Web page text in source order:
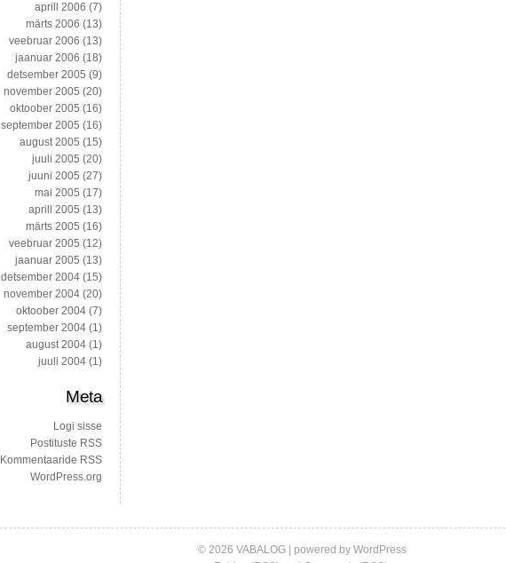
aprill 2006 (7)
märts 2006 (13)
veebruar 2006 (13)
jaanuar 2006 (18)
detsember 2005 (9)
november 2005 (20)
oktoober 2005 (16)
september 2005 (16)
august 2005 (15)
juuli 2005 (20)
juuni 2005 (27)
mai 2005 (17)
aprill 2005 (13)
märts 2005 (16)
veebruar 2005 (12)
jaanuar 2005 (13)
detsember 2004 (15)
november 2004 (20)
oktoober 2004 (7)
september 2004 (1)
august 2004 (1)
juuli 2004 (1)
Meta
Logi sisse
Postituste RSS
Kommentaaride RSS
WordPress.org
© 2026 VABALOG | powered by WordPress